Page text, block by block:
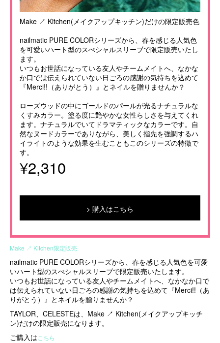
Make ↗ Kitchen(メイクアップキッチン)だけの限定販売色
nailmatic PURE COLORシリーズから、春を感じる人気色
を可愛いハート型のスぺシャルスリーブで限定販売いたし
ます。
いつもお世話になっている友人やチームメイトへ、なかな
か口では伝えられていない日ごろの感謝の気持ちを込めて
『Merci!!（ありがとう）』とネイルを贈りませんか？
ローズウッドの中にゴールドのパールが光るナチュラルな
くすみカラー。塗る度に艶やかな女性らしさを与えてくれ
ます。ナチュラルでいてドラマティックなカラーです。自
然なヌードカラーでありながら、美しく指先を強調するハ
イライトのような効果を生むこともこのシリーズの特徴で
す。
¥2,310
購入はこちら
Make ↗ Kitchen限定販売
nailmatic PURE COLORシリーズから、春を感じる人気色を可愛
いハート型のスぺシャルスリーブで限定販売いたします。
いつもお世話になっている友人やチームメイトへ、なかなか口で
は伝えられていない日ごろの感謝の気持ちを込めて『Merci!!（あ
りがとう）』とネイルを贈りませんか？
TAYLOR、CELESTEは、Make ↗ Kitchen(メイクアップキッチ
ン)だけの限定販売になります。
ご購入は こちら